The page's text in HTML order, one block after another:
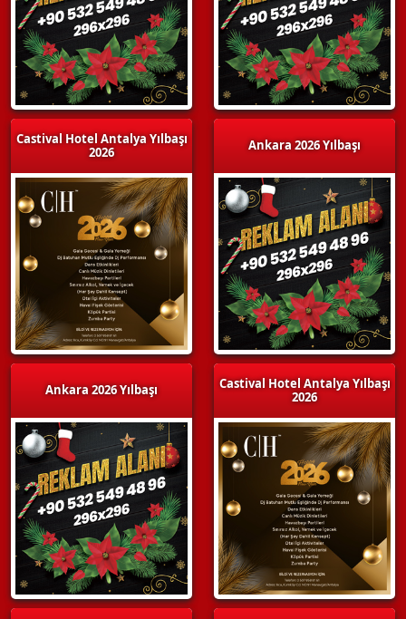
Castival Hotel Antalya Yılbaşı
2026
Ankara 2026 Yılbaşı
Ankara 2026 Yılbaşı
Castival Hotel Antalya Yılbaşı
2026